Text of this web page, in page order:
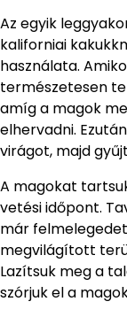
Az egyik
kaliforniai
használata.
természetesen
amíg a magok
elhervadni.
virágot, majd
A magokat
vetési időpont.
már
megvilágított
Lazítsuk meg a
szórjuk el a